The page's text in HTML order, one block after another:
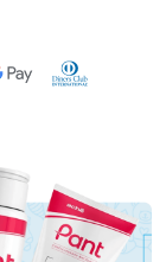
Pay
Diners Club